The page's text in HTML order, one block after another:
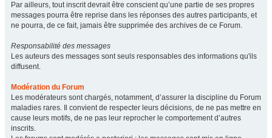
Par ailleurs, tout inscrit devrait être conscient qu’une partie de ses propres
messages pourra être reprise dans les réponses des autres participants, et
ne pourra, de ce fait, jamais être supprimée des archives de ce Forum.
Responsabilité des messages
Les auteurs des messages sont seuls responsables des informations qu'ils
diffusent.
Modération du Forum
Les modérateurs sont chargés, notamment, d’assurer la discipline du Forum
maladies rares. Il convient de respecter leurs décisions, de ne pas mettre en
cause leurs motifs, de ne pas leur reprocher le comportement d’autres
inscrits.